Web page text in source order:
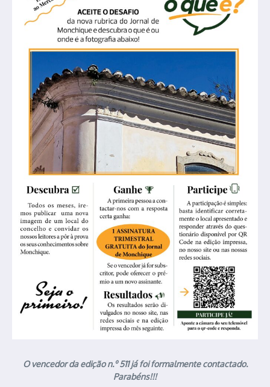
O vencedor da edição n.º 511 já foi formalmente contactado.
Parabéns!!!